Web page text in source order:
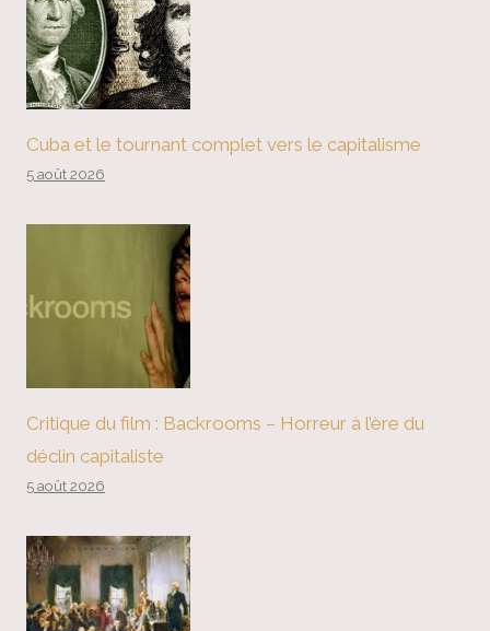
Cuba et le tournant complet vers le capitalisme
5 août 2026
Critique du film : Backrooms – Horreur à l’ère du
déclin capitaliste
5 août 2026